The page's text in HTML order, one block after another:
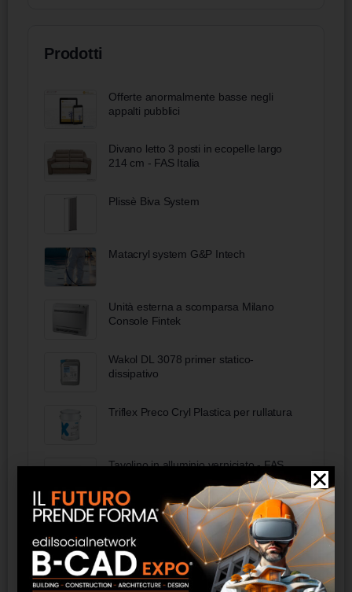
Prodotti
Offerte anormalmente basse negli
appalti pubblici
Divano letto 3 posti in ecopelle largo
214 cm - FAS Italia
Plissè Biva System
Matacryl system G&P Intech
Unità esterna a scomparsa Milano
Console Fintek
Wakol DL 3078 primer statico-
dissipativo
Triflex Preco Cryl Plastica per rullatura
Tavolino in alluminio verniciato - FAS
Livella in alluminio PV
FSDV8000 - FRAL